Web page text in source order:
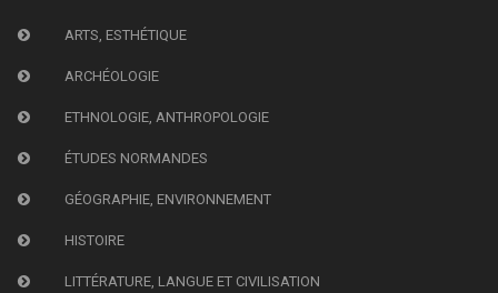
ARTS, ESTHÉTIQUE
ARCHÉOLOGIE
ETHNOLOGIE, ANTHROPOLOGIE
ÉTUDES NORMANDES
GÉOGRAPHIE, ENVIRONNEMENT
HISTOIRE
LITTÉRATURE, LANGUE ET CIVILISATION